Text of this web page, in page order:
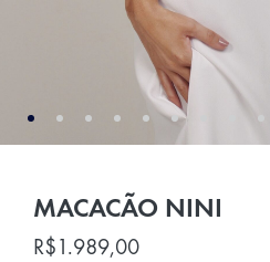
MACACÃO NINI
R$1.989,00